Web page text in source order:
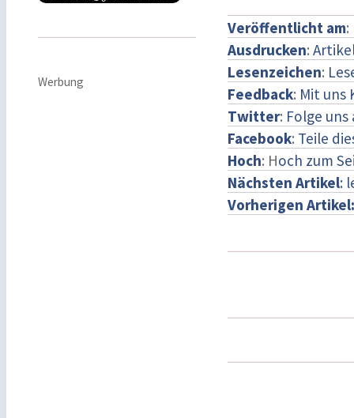
Werbung
Veröffentlicht am:
Ausdrucken:
Lesenzeichen:
Feedback: Mit uns
Twitter: Folge
Facebook: Teile
Hoch: Hoch zum
Nächsten Artikel:
Vorherigen